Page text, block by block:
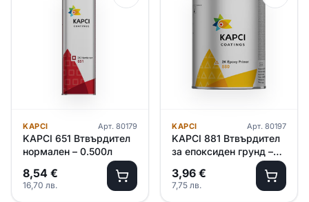
KAPCI Арт. 80179
KAPCI 651 Втвърдител
нормален – 0.500л
8,54 €
16,70 лв.
KAPCI Арт. 80197
KAPCI 881 Втвърдител
за епоксиден грунд –
3,96 €
7,75 лв.